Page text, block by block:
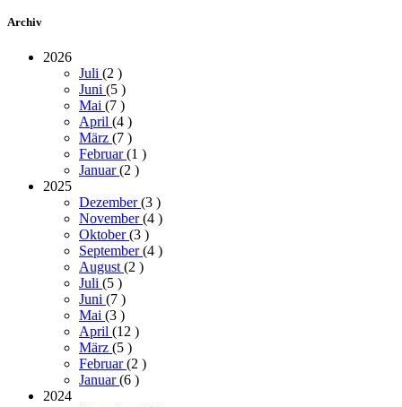
Archiv
2026
Juli (2 )
Juni (5 )
Mai (7 )
April (4 )
März (7 )
Februar(1 )
Januar(2 )
2025
Dezember(3 )
November(4 )
Oktober(3 )
September(4 )
August (2 )
Juli (5 )
Juni (7 )
Mai (3 )
April (12 )
März (5 )
Februar(2 )
Januar(6 )
2024